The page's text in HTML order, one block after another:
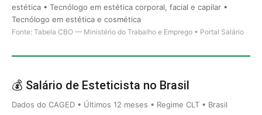
estética • Tecnólogo em estética corporal, facial e capilar •
Tecnólogo em estética e cosmética
Fonte: Tabela CBO — Ministério do Trabalho e Emprego • Portal Salário
💰 Salário de Esteticista no Brasil
Dados do CAGED • Últimos 12 meses • Regime CLT • Brasil